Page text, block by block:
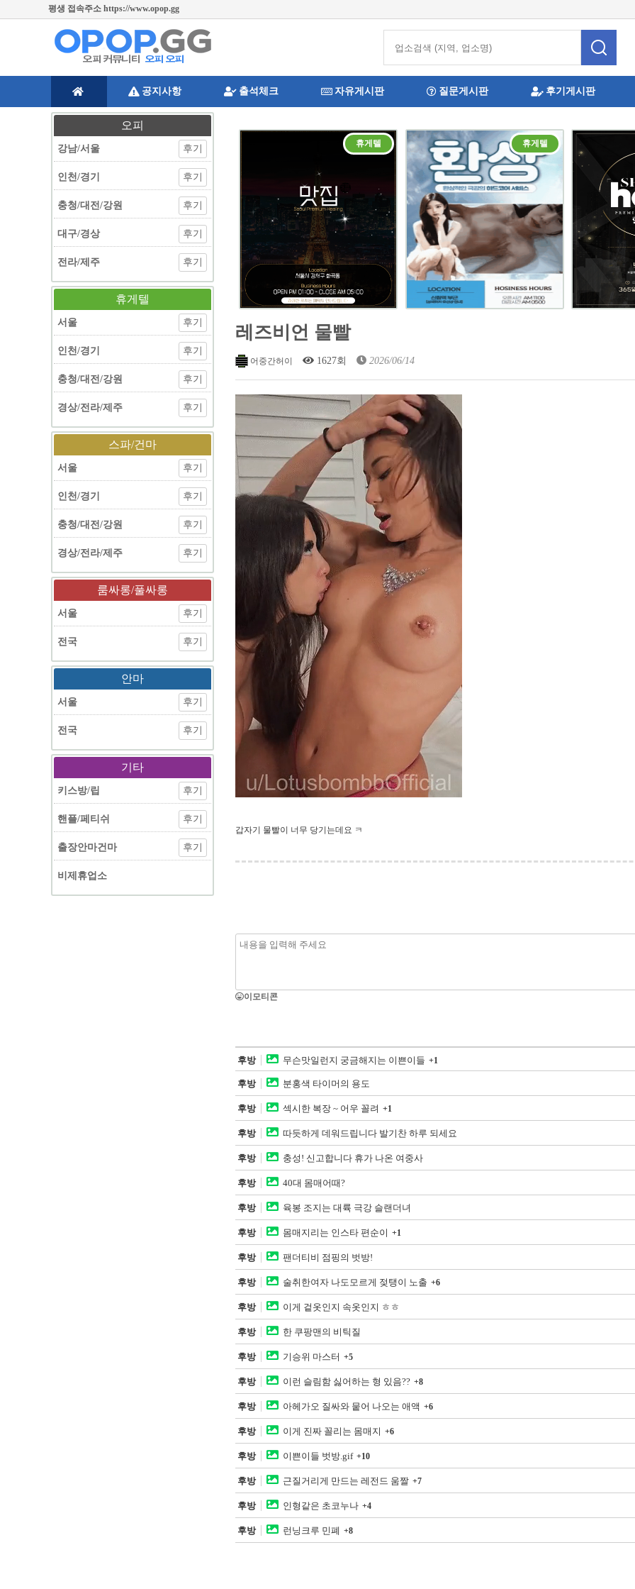
평생 접속주소 https://www.opop.gg
공지사항 출석체크 자유게시판 질문게시판 후기게시판
오피
강남/서울 후기
인천/경기 후기
충청/대전/강원 후기
대구/경상 후기
전라/제주 후기
휴게텔
서울 후기
인천/경기 후기
충청/대전/강원 후기
경상/전라/제주 후기
스파/건마
서울 후기
인천/경기 후기
충청/대전/강원 후기
경상/전라/제주 후기
룸싸롱/풀싸롱
서울 후기
전국 후기
안마
서울 후기
전국 후기
기타
키스방/립 후기
핸플/페티쉬 후기
출장안마건마 후기
비제휴업소
휴게텔 휴게텔
레즈비언 물빨
어중간허이 1627회 2026/06/14
갑자기 물빨이 너무 당기는데요 ㅋ
이모티콘
후방 무슨맛일런지 궁금해지는 이쁜이들 +1
후방 분홍색 타이머의 용도
후방 섹시한 복장 ~ 어우 꼴려 +1
후방 따듯하게 데워드립니다 발기찬 하루 되세요
후방 충성! 신고합니다 휴가 나온 여중사
후방 40대 몸매어때?
후방 육봉 조지는 대륙 극강 슬랜더녀
후방 몸매지리는 인스타 편순이 +1
후방 팬더티비 점핑의 벗방!
후방 술취한여자 나도모르게 젖탱이 노출 +6
후방 이게 겉옷인지 속옷인지 ㅎㅎ
후방 한 쿠팡맨의 비틱질
후방 기승위 마스터 +5
후방 이런 슬림함 싫어하는 형 있음?? +8
후방 아헤가오 질싸와 뭍어 나오는 애액 +6
후방 이게 진짜 꼴리는 몸매지 +6
후방 이쁜이들 벗방.gif +10
후방 근질거리게 만드는 레전드 움짤 +7
후방 인형같은 초코누나 +4
후방 런닝크루 민폐 +8